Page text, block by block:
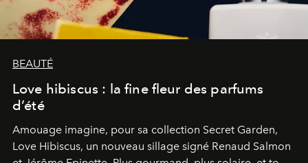
BEAUTÉ
Love hibiscus : la fine fleur des parfums
d’été
Amouage imagine, pour sa collection Secret Garden,
Love Hibiscus, un nouveau sillage signé Renaud Salmon